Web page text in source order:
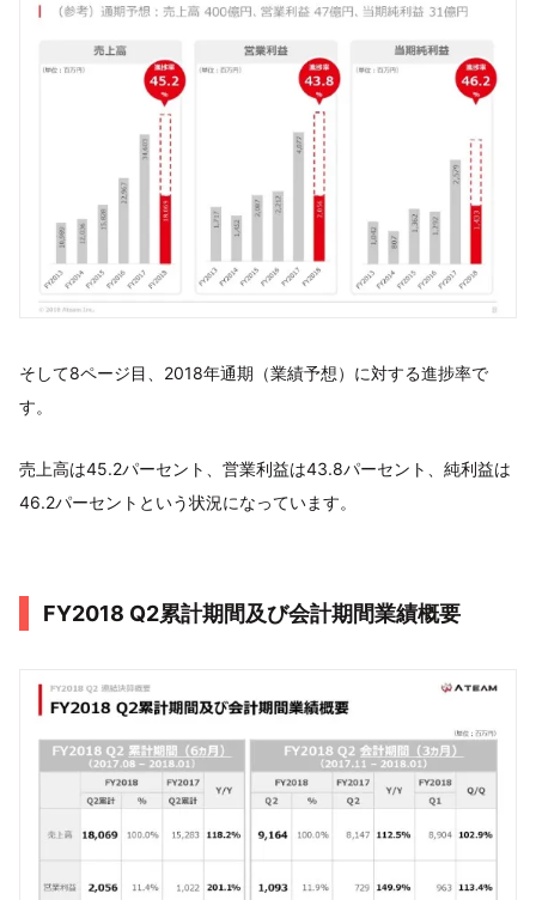
そして8ページ目、2018年通期（業績予想）に対する進捗率で
す。
売上高は45.2パーセント、営業利益は43.8パーセント、純利益は
46.2パーセントという状況になっています。
FY2018 Q2累計期間及び会計期間業績概要